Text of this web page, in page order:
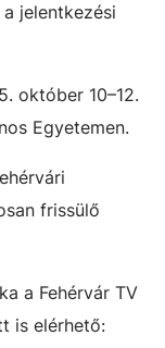
jelentkezési
október 10–12.
Egyetemen.
frissülő
a Fehérvár TV
is elérhető: